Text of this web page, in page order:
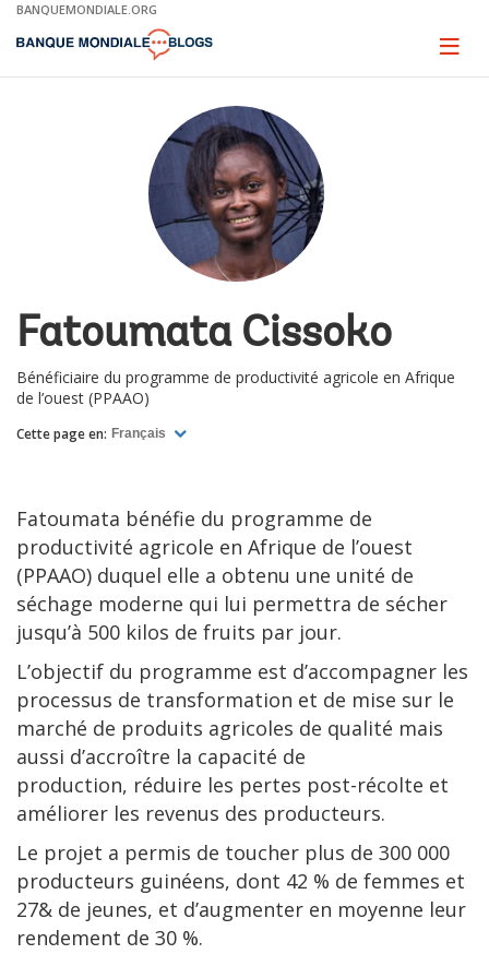
Skip
Main
BANQUEMONDIALE.ORG
Page
Fatoumata Cissoko
Bénéficiaire du programme de productivité agricole en Afrique
de l’ouest (PPAAO)
Cette page en: Français
Fatoumata bénéfie du programme de
productivité agricole en Afrique de l’ouest
(PPAAO) duquel elle a obtenu une unité de
séchage moderne qui lui permettra de sécher
jusqu’à 500 kilos de fruits par jour.
L’objectif du programme est d’accompagner les
processus de transformation et de mise sur le
marché de produits agricoles de qualité mais
aussi d’accroître la capacité de
production, réduire les pertes post-récolte et
améliorer les revenus des producteurs.
Le projet a permis de toucher plus de 300 000
producteurs guinéens, dont 42 % de femmes et
27& de jeunes, et d’augmenter en moyenne leur
rendement de 30 %.